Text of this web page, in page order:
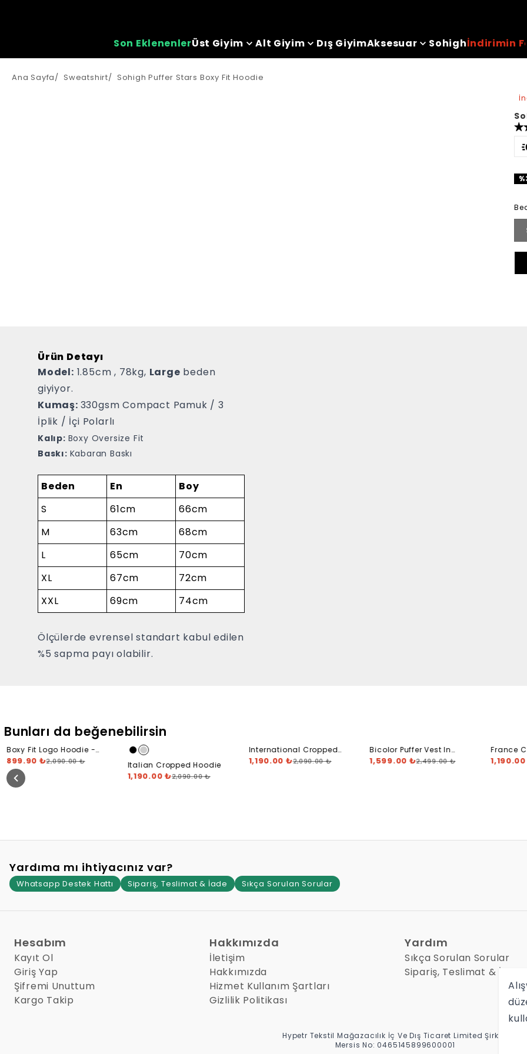
Son EklenenlerÜst Giyim Alt Giyim Dış GiyimAksesuar Sohighİndirimin
Ana Sayfa/ Sweatshirt/ Sohigh Puffer Stars Boxy Fit Hoodie
%
Ürün Detayı
Model: 1.85cm , 78kg, Large beden
giyiyor.
Kumaş: 330gsm Compact Pamuk / 3
İplik / İçi Polarlı
Kalıp: Boxy Oversize Fit
Baskı: Kabaran Baskı
Beden En
Boy
S
61cm
66cm
M
63cm
68cm
L
65cm
70cm
XL
67cm
72cm
XXL
69cm 74cm
Ölçülerde evrensel standart kabul edilen
%5 sapma payı olabilir.
Bunları da beğenebilirsin
Boxy Fit Logo Hoodie -
Siyah
899.90 ₺2,090.00 ₺ Italian Cropped Hoodie
1,190.00 ₺2,090.00 ₺
International Cropped
Hoodie
1,190.00 ₺2,090.00 ₺
Bicolor Puffer Vest In
Creme, Black
1,599.00 ₺2,499.00 ₺
France
Yardıma mı ihtiyacınız var?
Whatsapp Destek Hattı Sipariş, Teslimat & İade Sıkça Sorulan Sorular
Hesabım
Kayıt Ol
Giriş Yap
Şifremi Unuttum
Kargo Takip
Hakkımızda
İletişim
Hakkımızda
Hizmet Kullanım Şartları
Gizlilik Politikası
Yardım
Sıkça Sorulan Sorular
Sipariş, Teslimat & İade
Hypetr Tekstil Mağazacılık İç Ve Dış Ticaret Limited Şirketi
Mersis No: 0465145899600001